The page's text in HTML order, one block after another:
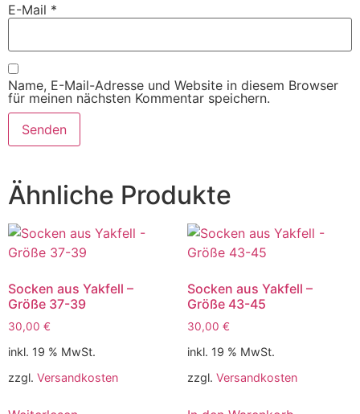
E-Mail *
Name, E-Mail-Adresse und Website in diesem Browser
für meinen nächsten Kommentar speichern.
Ähnliche Produkte
Socken aus Yakfell –
Größe 37-39
30,00 €
inkl. 19 % MwSt.
zzgl. Versandkosten
Socken aus Yakfell –
Größe 43-45
30,00 €
inkl. 19 % MwSt.
zzgl. Versandkosten